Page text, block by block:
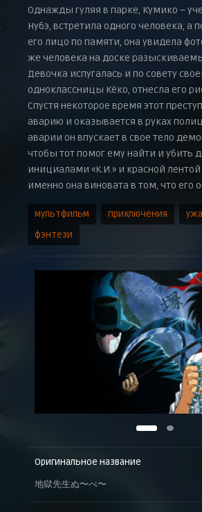
Однажды гуляя в парке, Кумико –
Нубэ, встретила одного человека, а
его лицо по памяти, она увидела
же человека на доске
Девочка испугалась и по совету
одноклассницы Кёко, отнесла его
Спустя некоторое время этот
аварию и оказывается в руках
аварии он впускает в свое тело
чтобы тот помог ему найти и убить
инициалами «К.И.» и красной лентой
именно она виновата в том, что его
мультфильм приключения
фэнтези
Оригинальное название
地獄先生ぬ〜べ〜